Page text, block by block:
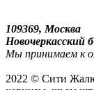
109369, Москва
Новочеркасский
Мы принимаем к
2022 © Сити